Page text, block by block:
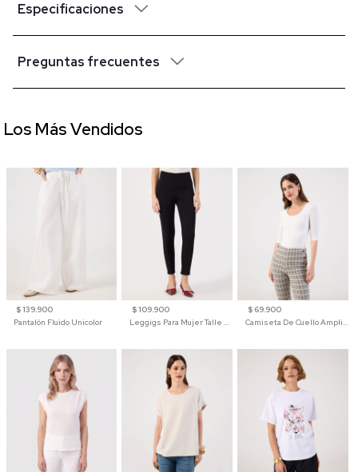
Especificaciones
Preguntas frecuentes
$ 139.900
Pantalón Fluido Unicolor
$ 109.900
Leggigs Para Mujer Talle Alto Liso
$ 69.900
Camiseta De Cuello Amplio Y Manga 3/4 Para Mujer
Los Más Vendidos